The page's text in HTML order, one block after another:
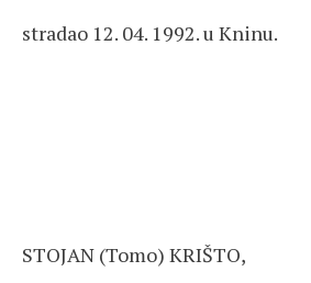
stradao 12. 04. 1992. u Kninu.
STOJAN (Tomo) KRIŠTO,